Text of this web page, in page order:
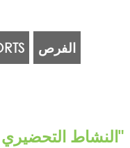
الفرص
"النشاط التحضيري